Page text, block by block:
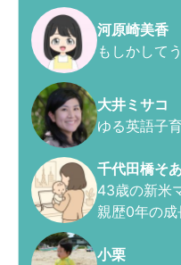
河原崎美香
もしかして
大井ミサコ
ゆる英語子
千代田橋そ
43歳の新米
親歴0年の成
小栗